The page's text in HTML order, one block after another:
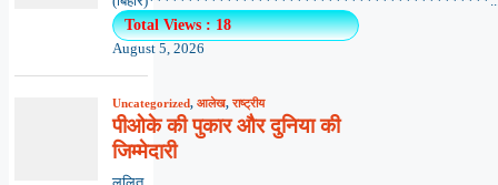
Total Views : 18
August 5, 2026
Uncategorized, आलेख,राष्ट्रीय
पीओके की पुकार और दुनिया की
जिम्मेदारी